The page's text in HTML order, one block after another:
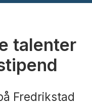
talenter
Fredrikstad